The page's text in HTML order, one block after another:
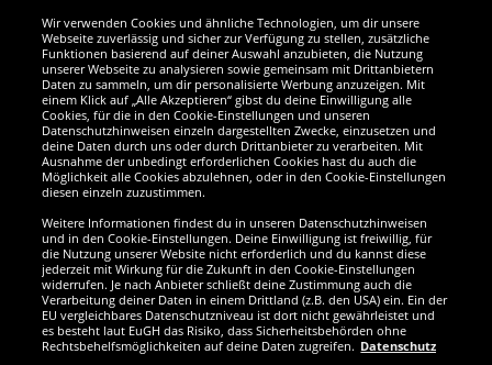
Wir sind ausgezeichnet
Werde SportSpar-Fan!
Wir verwenden Cookies und ähnliche Technologien, um dir unsere
Webseite zuverlässig und sicher zur Verfügung zu stellen, zusätzliche
Funktionen basierend auf deiner Auswahl anzubieten, die Nutzung
unserer Webseite zu analysieren sowie gemeinsam mit Drittanbietern
Daten zu sammeln, um dir personalisierte Werbung anzuzeigen. Mit
einem Klick auf „Alle Akzeptieren“ gibst du deine Einwilligung alle
Cookies, für die in den Cookie-Einstellungen und unseren
Datenschutzhinweisen einzeln dargestellten Zwecke, einzusetzen und
deine Daten durch uns oder durch Drittanbieter zu verarbeiten. Mit
Ausnahme der unbedingt erforderlichen Cookies hast du auch die
Möglichkeit alle Cookies abzulehnen, oder in den Cookie-Einstellungen
diesen einzeln zuzustimmen.
Weitere Informationen findest du in unseren Datenschutzhinweisen
und in den Cookie-Einstellungen. Deine Einwilligung ist freiwillig, für
die Nutzung unserer Website nicht erforderlich und du kannst diese
jederzeit mit Wirkung für die Zukunft in den Cookie-Einstellungen
widerrufen. Je nach Anbieter schließt deine Zustimmung auch die
Verarbeitung deiner Daten in einem Drittland (z.B. den USA) ein. Ein der
EU vergleichbares Datenschutzniveau ist dort nicht gewährleistet und
es besteht laut EuGH das Risiko, dass Sicherheitsbehörden ohne
Rechtsbehelfsmöglichkeiten auf deine Daten zugreifen. Datenschutz